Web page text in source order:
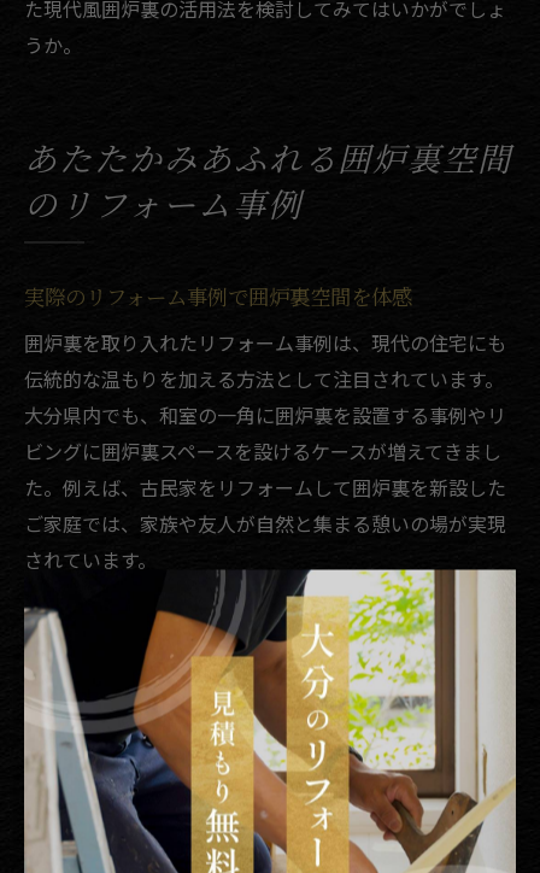
た現代風囲炉裏の活用法を検討してみてはいかがでしょ
うか。
あたたかみあふれる囲炉裏空間
のリフォーム事例
実際のリフォーム事例で囲炉裏空間を体感
囲炉裏を取り入れたリフォーム事例は、現代の住宅にも
伝統的な温もりを加える方法として注目されています。
大分県内でも、和室の一角に囲炉裏を設置する事例やリ
ビングに囲炉裏スペースを設けるケースが増えてきまし
た。例えば、古民家をリフォームして囲炉裏を新設した
ご家庭では、家族や友人が自然と集まる憩いの場が実現
されています。
こうした囲炉裏空間は、食事や団らんの中心となるだけ
でなく、冬場の暖房としても活躍し、光熱費の節約にも
つながる点が魅力です。リフォームの際は、耐熱性のあ
る素材選びや換気の工夫が重要であり、専門業者に相談
しながら進めることで安全性も確保できます。
大分県でリフォームを検討する際は、「大分 リフォーム
事例」や「大分市 リフォーム業者」の口コミを参考に、